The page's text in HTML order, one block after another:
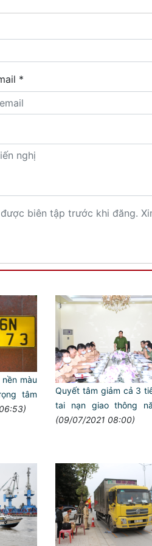
*
biên tập trước khi đăng.
màu
tâm
Quyết tâm giảm cả 3
tai nạn giao thông
(09/07/2021 08:00)